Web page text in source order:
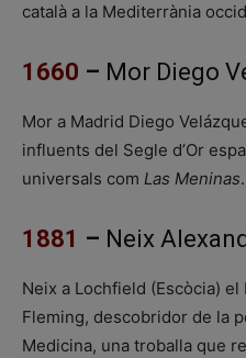
català a la Mediterrània
1660 – Mor Diego
Mor a Madrid Diego
influents del Segle d’Or
universals com Las Meninas.
1881 – Neix
Neix a Lochfield (Escòcia)
Fleming, descobridor de la
Medicina, una troballa que